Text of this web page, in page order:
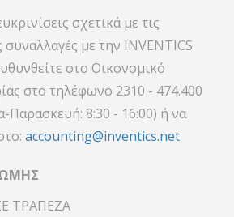
σχετικά με τις
συναλλαγές με την INVENTICS
στο Οικονομικό
στο τηλέφωνο 2310 - 474.400
Παρασκευή: 8:30 - 16:00) ή να
accounting@inventics.net
ΤΡΑΠΕΖΑ